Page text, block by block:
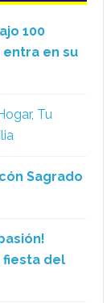
100
entra en su
Tu
Sagrado
fiesta del